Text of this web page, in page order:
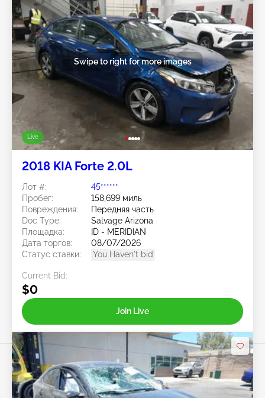
Live
Swipe to right for more images
2018 KIA Forte 2.0L
Лот #:
45******
Пробег:
158,699 миль
Повреждения:
Передняя часть
Doc Type:
Salvage Arizona
Площадка:
ID - MERIDIAN
Дата торгов:
08/07/2026
Статус ставки:
You Haven't bid
Current Bid:
$0
Join Live